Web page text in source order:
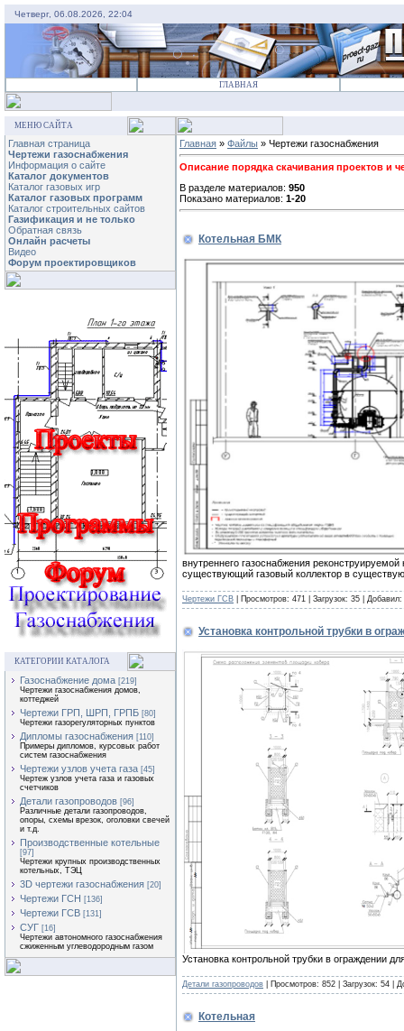
Четверг, 06.08.2026, 22:04
ГЛАВНАЯ
МЕНЮ САЙТА
Главная страница
Чертежи газоснабжения
Информация о сайте
Каталог документов
Каталог газовых игр
Каталог газовых программ
Каталог строительных сайтов
Газификация и не только
Обратная связь
Онлайн расчеты
Видео
Форум проектировщиков
КАТЕГОРИИ КАТАЛОГА
Газоснабжение дома [219]
Чертежи газоснабжения домов,
коттеджей
Чертежи ГРП, ШРП, ГРПБ [80]
Чертежи газорегуляторных пунктов
Дипломы газоснабжения [110]
Примеры дипломов, курсовых работ
систем газоснабжения
Чертежи узлов учета газа [45]
Чертеж узлов учета газа и газовых
счетчиков
Детали газопроводов [96]
Различные детали газопроводов,
опоры, схемы врезок, оголовки свечей
и т.д.
Производственные котельные
[97]
Чертежи крупных производственных
котельных, ТЭЦ
3D чертежи газоснабжения [20]
Чертежи ГСН [136]
Чертежи ГСВ [131]
СУГ [16]
Чертежи автономного газоснабжения
сжиженным углеводородным газом
Главная » Файлы » Чертежи газоснабжения
Описание порядка скачивания проектов и
В разделе материалов: 950
Показано материалов: 1-20
Котельная БМК
внутреннего газоснабжения
существующий газовый коллектор в
Чертежи ГСВ | Просмотров: 471 | Загрузок: 35 | Добавил:
Установка контрольной трубки в
Установка контрольной трубки в ограждении
Детали газопроводов | Просмотров: 852 | Загрузок: 54 |
Котельная